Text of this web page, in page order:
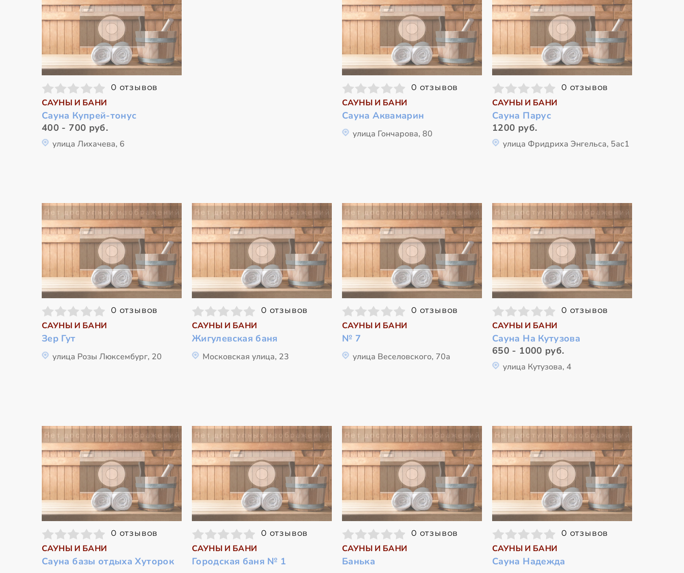
0 отзывов
САУНЫ И БАНИ
Сауна Купрей-тонус
400 - 700 руб.
улица Лихачева, 6
0 отзывов
САУНЫ И БАНИ
Сауна Аквамарин
улица Гончарова, 80
0 отзывов
САУНЫ И БАНИ
Сауна Парус
1200 руб.
улица Фридриха Энгельса, 5ас1
0 отзывов
САУНЫ И БАНИ
Зер Гут
улица Розы Люксембург, 20
0 отзывов
САУНЫ И БАНИ
Жигулевская баня
Московская улица, 23
0 отзывов
САУНЫ И БАНИ
№ 7
улица Веселовского, 70а
0 отзывов
САУНЫ И БАНИ
Сауна На Кутузова
650 - 1000 руб.
улица Кутузова, 4
0 отзывов
САУНЫ И БАНИ
Сауна базы отдыха Хуторок
0 отзывов
САУНЫ И БАНИ
Городская баня № 1
0 отзывов
САУНЫ И БАНИ
Банька
0 отзывов
САУНЫ И БАНИ
Сауна Надежда